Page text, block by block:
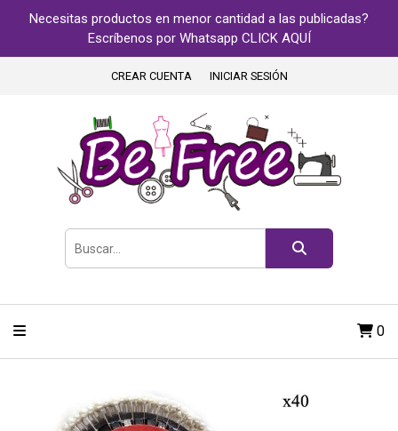
Necesitas productos en menor cantidad a las publicadas?
Escríbenos por Whatsapp CLICK AQUÍ
CREAR CUENTA INICIAR SESIÓN
0